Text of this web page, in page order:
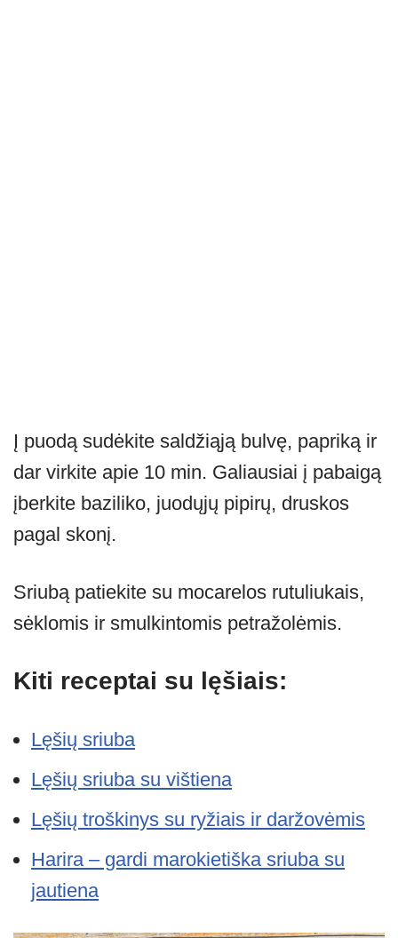
Į puodą sudėkite saldžiąją bulvę, papriką ir
dar virkite apie 10 min. Galiausiai į pabaigą
įberkite baziliko, juodųjų pipirų, druskos
pagal skonį.
Sriubą patiekite su mocarelos rutuliukais,
sėklomis ir smulkintomis petražolėmis.
Kiti receptai su lęšiais:
Lęšių sriuba
Lęšių sriuba su vištiena
Lęšių troškinys su ryžiais ir daržovėmis
Harira – gardi marokietiška sriuba su
jautiena